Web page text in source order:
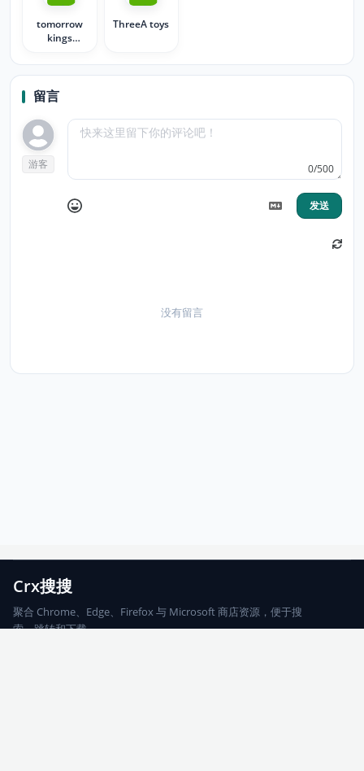
tomorrow
kings
berties
ThreeA toys
留言
游客 0/500
发送
没有留言
Crx搜搜
聚合 Chrome、Edge、Firefox 与 Microsoft 商店资源，便于搜
索、跳转和下载。